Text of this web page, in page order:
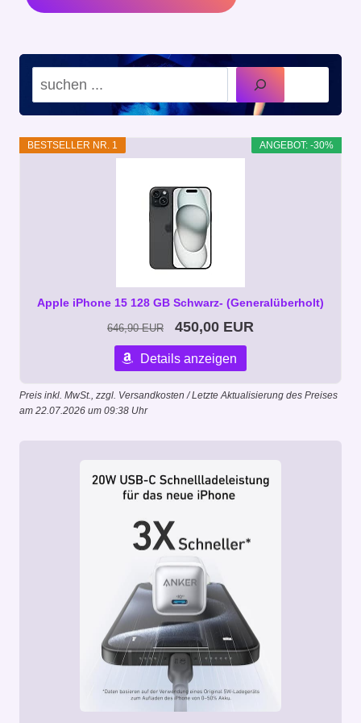
Suchen
ANGEBOT: -30%
BESTSELLER NR. 1
Apple iPhone 15 128 GB Schwarz- (Generalüberholt)
646,90 EUR 450,00 EUR
Details anzeigen
Preis inkl. MwSt., zzgl. Versandkosten / Letzte Aktualisierung des Preises
am 22.07.2026 um 09:38 Uhr